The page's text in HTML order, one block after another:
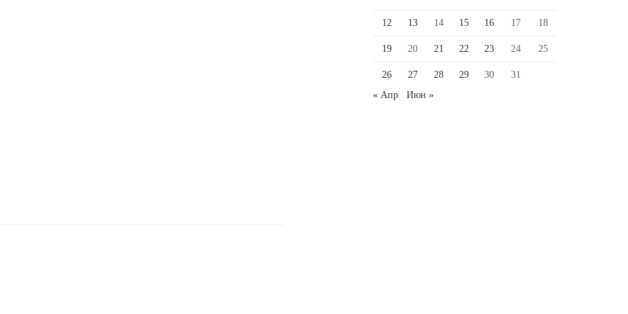
12 13 14 15 16 17 18
19 20 21 22 23 24 25
26 27 28 29 30
31
« Апр
Июн »